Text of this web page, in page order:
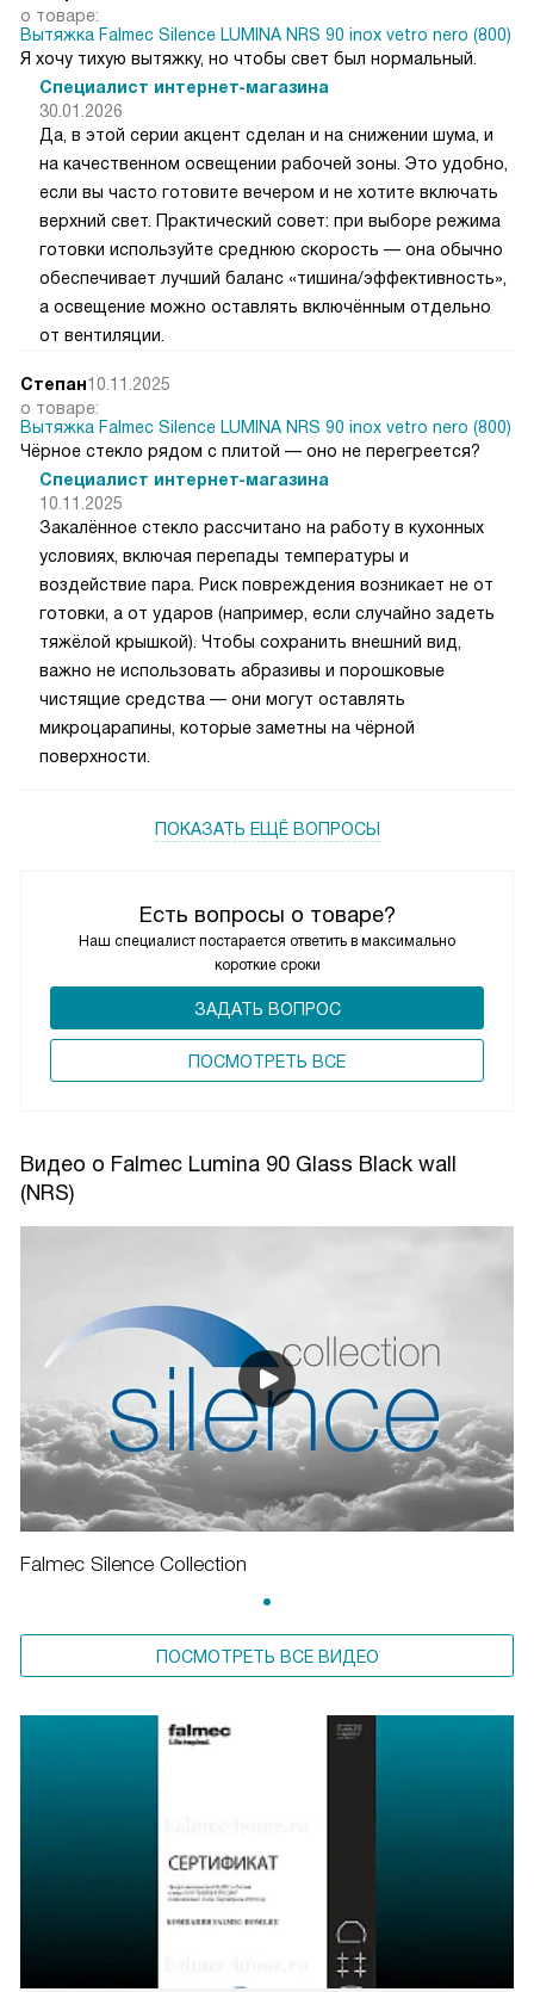
Есть вопросы о товаре?
Наш специалист постарается ответить в максимально
короткие сроки
ЗАДАТЬ ВОПРОС
ПОCМОТРЕТЬ ВСЕ
о товаре:
Вытяжка Falmec Silence LUMINA NRS 90 inox vetro nero (800)
Я хочу тихую вытяжку, но чтобы свет был нормальный.
Специалист интернет-магазина
30.01.2026
Да, в этой серии акцент сделан и на снижении шума, и
на качественном освещении рабочей зоны. Это удобно,
если вы часто готовите вечером и не хотите включать
верхний свет. Практический совет: при выборе режима
готовки используйте среднюю скорость — она обычно
обеспечивает лучший баланс «тишина/эффективность»,
а освещение можно оставлять включённым отдельно
от вентиляции.
Степан10.11.2025
о товаре:
Вытяжка Falmec Silence LUMINA NRS 90 inox vetro nero (800)
Чёрное стекло рядом с плитой — оно не перегреется?
Специалист интернет-магазина
10.11.2025
Закалённое стекло рассчитано на работу в кухонных
условиях, включая перепады температуры и
воздействие пара. Риск повреждения возникает не от
готовки, а от ударов (например, если случайно задеть
тяжёлой крышкой). Чтобы сохранить внешний вид,
важно не использовать абразивы и порошковые
чистящие средства — они могут оставлять
микроцарапины, которые заметны на чёрной
поверхности.
ПОКАЗАТЬ ЕЩЁ ВОПРОСЫ
Видео о Falmec Lumina 90 Glass Black wall
(NRS)
Falmec Silence Collection
ПОСМОТРЕТЬ ВСЕ ВИДЕО